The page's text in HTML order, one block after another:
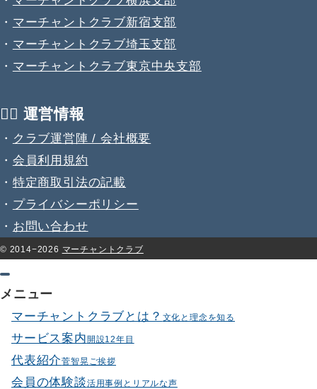
・ マーチャントクラブ新宿支部
・ マーチャントクラブ埼玉支部
・ マーチャントクラブ東京中央支部
💁‍♂️ 運営情報
・ クラブ運営陣 / 会社概要
・ 会員利用規約
・ 特定商取引法の記載
・ プライバシーポリシー
・ お問い合わせ
© 2014−2026 マーチャントクラブ
メニュー
マーチャントクラブとは？ 文化と理念を知る
サービス案内開設12年目
代表紹介菅智晃ご挨拶
会員の体験談活用事例とリアルな声